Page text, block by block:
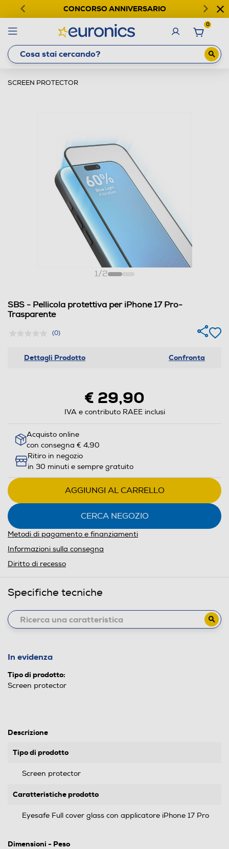
CONCORSO ANNIVERSARIO
0
SCREEN PROTECTOR
1/2
SBS - Pellicola protettiva per iPhone 17 Pro-
Trasparente
(0)
Dettagli Prodotto Confronta
€ 29,90
IVA e contributo RAEE inclusi
Acquisto online
con consegna € 4,90
Ritiro in negozio
in 30 minuti e sempre gratuito
AGGIUNGI AL CARRELLO
CERCA NEGOZIO
Metodi di pagamento e finanziamenti
Informazioni sulla consegna
Diritto di recesso
Specifiche tecniche
In evidenza
Tipo di prodotto:
Screen protector
Descrizione
Tipo di prodotto
Screen protector
Caratteristiche prodotto
Eyesafe Full cover glass con applicatore iPhone 17 Pro
Dimensioni - Peso